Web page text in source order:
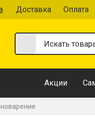
Доставка Оплата
Акции